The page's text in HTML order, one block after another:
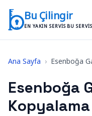
Bu Çilingir
EN YAKIN SERVIS BU
Ana Sayfa › Esenboğa
Esenboğa
Kopyalama